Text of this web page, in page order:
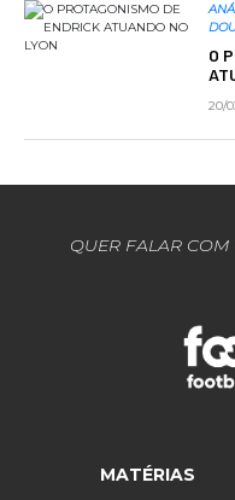
O
20/
QUER FALAR
MATÉRIAS